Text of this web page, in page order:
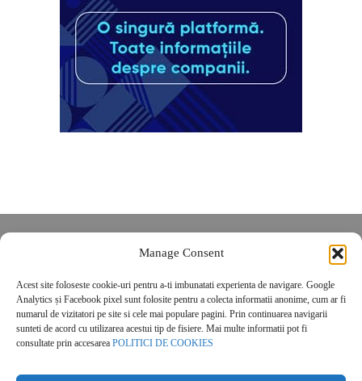
Manage Consent
Acest site foloseste cookie-uri pentru a-ti imbunatati experienta de navigare. Google
Analytics și Facebook pixel sunt folosite pentru a colecta informatii anonime, cum ar fi
numarul de vizitatori pe site si cele mai populare pagini. Prin continuarea navigarii
sunteti de acord cu utilizarea acestui tip de fisiere. Mai multe informatii pot fi
consultate prin accesarea POLITICI DE COOKIES
POLITICĂ DE CONFIDENȚIALITATE
Politica de cookies